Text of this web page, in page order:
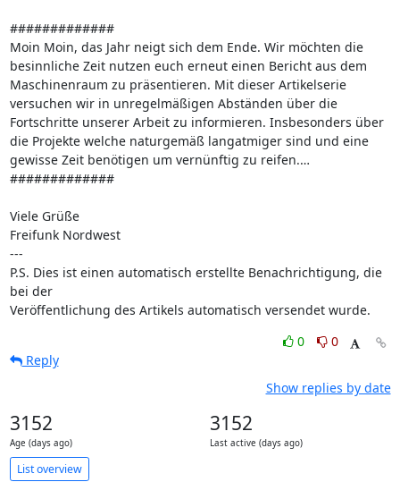
#############
Moin Moin, das Jahr neigt sich dem Ende. Wir möchten die
besinnliche Zeit nutzen euch erneut einen Bericht aus dem
Maschinenraum zu präsentieren. Mit dieser Artikelserie
versuchen wir in unregelmäßigen Abständen über die
Fortschritte unserer Arbeit zu informieren. Insbesonders über
die Projekte welche naturgemäß langatmiger sind und eine
gewisse Zeit benötigen um vernünftig zu reifen.…
#############
Viele Grüße
Freifunk Nordwest
---
P.S. Dies ist einen automatisch erstellte Benachrichtigung, die
bei der
Veröffentlichung des Artikels automatisch versendet wurde.
0
0
Reply
Show replies by date
3152
Age (days ago)
3152
Last active (days ago)
List overview